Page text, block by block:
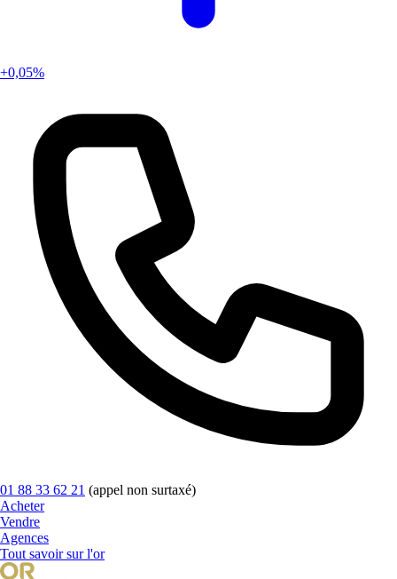
+0,05%
01 88 33 62 21 (appel non surtaxé)
Acheter
Vendre
Agences
Tout savoir sur l'or